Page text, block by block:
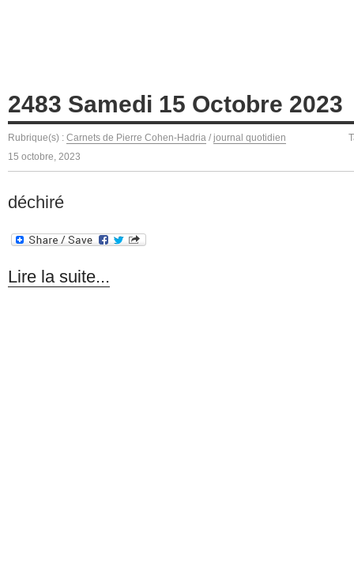
2483 Samedi 15 Octobre 2023
Rubrique(s) : Carnets de Pierre Cohen-Hadria / journal quotidien
15 octobre, 2023
déchiré
Lire la suite...